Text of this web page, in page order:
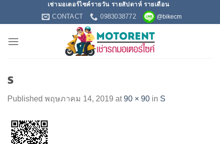
เช่ามอเตอร์ไซค์รายวัน รายสัปดาห์ รายเดือน
CONTACT 0983038772 @bikecm
S
Published พฤษภาคม 14, 2019 at90 × 90 in S